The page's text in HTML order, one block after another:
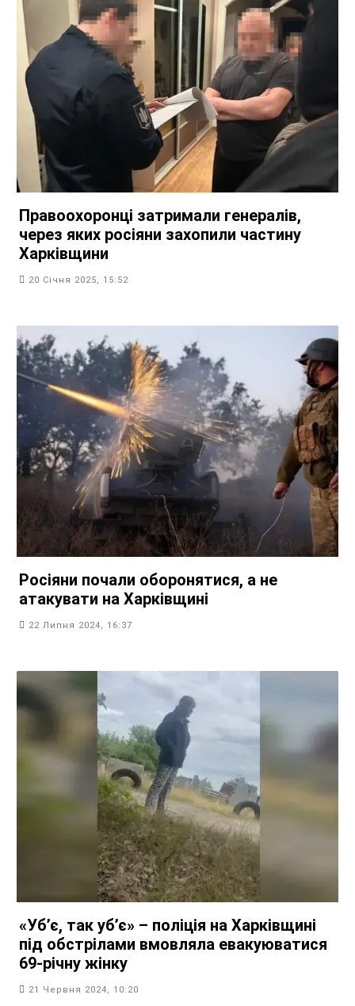
Правоохоронці затримали генералів,
через яких росіяни захопили частину
Харківщини
20 Січня 2025, 15:52
Росіяни почали оборонятися, а не
атакувати на Харківщині
22 Липня 2024, 16:37
«Убʼє, так убʼє» – поліція на Харківщині
під обстрілами вмовляла евакуюватися
69-річну жінку
21 Червня 2024, 10:20